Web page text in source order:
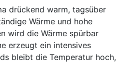
drückend warm, tagsüber
Wärme und hohe
wird die Wärme spürbar
erzeugt ein intensives
bleibt die Temperatur hoch,